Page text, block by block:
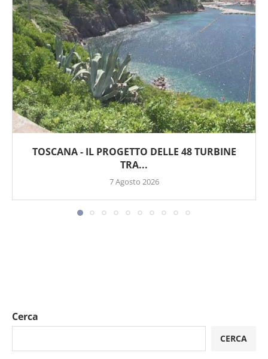
TOSCANA - IL PROGETTO DELLE 48 TURBINE
TRA...
7 Agosto 2026
Cerca
CERCA